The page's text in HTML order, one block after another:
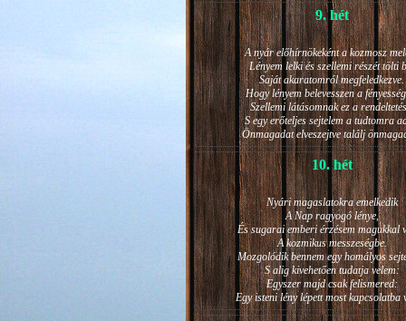
9. hét
A nyár előhírnökeként a kozmosz
Lényem lelki és szellemi részét tölti
Saját akaratomról megfeledkezve.
Hogy lényem belevesszen a
Szellemi látásomnak ez a
S egy erőteljes sejtelem a tudtomra
Önmagadat elveszejtve találj
10. hét
Nyári magaslatokra emelkedik
A Nap ragyogó lénye,
És sugarai emberi érzésem magukkal
A kozmikus messzeségbe.
Mozgolódik bennem egy homályos
S alig kivehetően tudatja velem:
Egyszer majd csak felismered:
Egy isteni lény lépett most kapcsolatba